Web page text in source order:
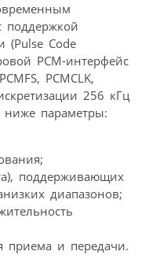
поддержкой
(Pulse Code
PCM-интерфейс
PCMCLK,
256 кГц
ниже параметры:
поддерживающих
диапазонов;
приема и передачи.